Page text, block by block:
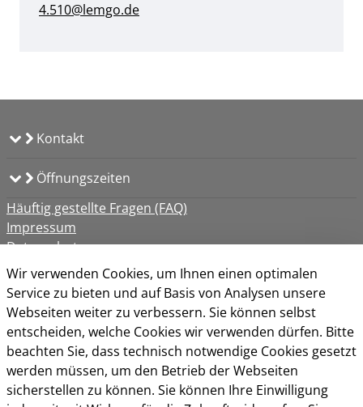
4.510@lemgo.de
Kontakt
Öffnungszeiten
Häuftig gestellte Fragen (FAQ)
Impressum
Datenschutz
Kontakt
Nutzungsbedingungen
Barrierefreiheit
Cookie-Richtlinie
Wir verwenden Cookies, um Ihnen einen optimalen
Service zu bieten und auf Basis von Analysen unsere
Webseiten weiter zu verbessern. Sie können selbst
entscheiden, welche Cookies wir verwenden dürfen. Bitte
beachten Sie, dass technisch notwendige Cookies gesetzt
werden müssen, um den Betrieb der Webseiten
sicherstellen zu können. Sie können Ihre Einwilligung